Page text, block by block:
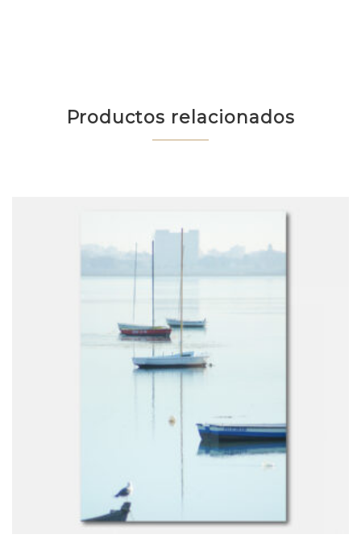
Productos relacionados